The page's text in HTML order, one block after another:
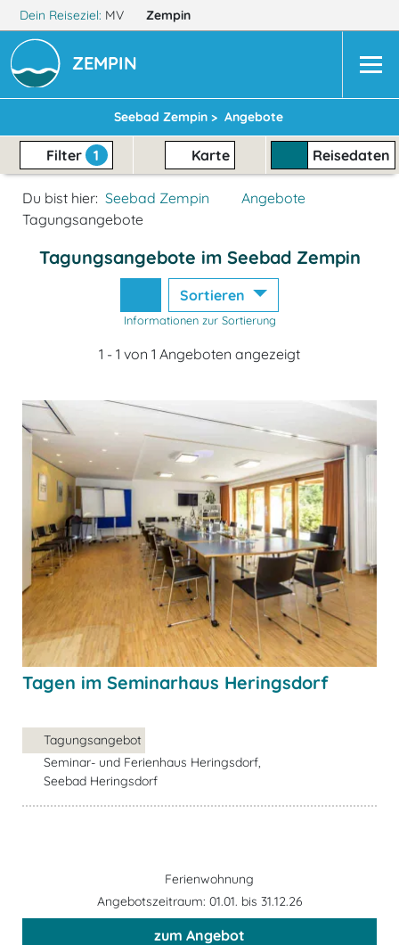
Dein Reiseziel: MV Zempin
ZEMPIN
Seebad Zempin > Angebote
Filter 1 Karte Reisedaten
Du bist hier: Seebad Zempin
Angebote
Tagungsangebote
Tagungsangebote im Seebad Zempin
Sortieren
Informationen zur Sortierung
1 - 1 von 1 Angeboten angezeigt
Tagen im Seminarhaus Heringsdorf
Tagungsangebot
Seminar- und Ferienhaus Heringsdorf,
Seebad Heringsdorf
Ferienwohnung
Angebotszeitraum: 01.01. bis 31.12.26
zum Angebot